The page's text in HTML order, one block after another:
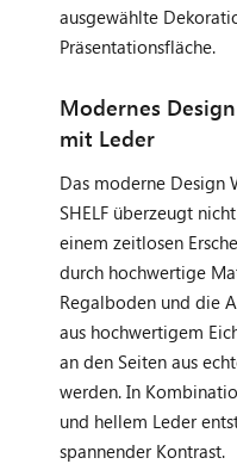
ausgewählte
Präsentationsfläche.
Modernes
mit Leder
Das moderne Design
SHELF überzeugt
einem zeitlosen
durch hochwertige
Regalboden und die
aus hochwertigem
an den Seiten aus
werden. In
und hellem Leder
spannender Kontrast.